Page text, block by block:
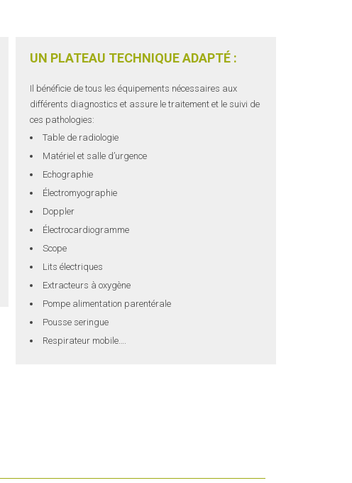
UN PLATEAU TECHNIQUE ADAPTÉ :
Il bénéficie de tous les équipements nécessaires aux
différents diagnostics et assure le traitement et le suivi de
ces pathologies:
Table de radiologie
Matériel et salle d’urgence
Echographie
Électromyographie
Doppler
Électrocardiogramme
Scope
Lits électriques
Extracteurs à oxygène
Pompe alimentation parentérale
Pousse seringue
Respirateur mobile….